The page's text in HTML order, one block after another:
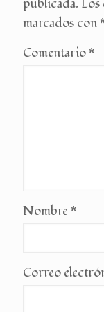
publicada. Los
marcados con
Comentario *
Nombre *
Correo